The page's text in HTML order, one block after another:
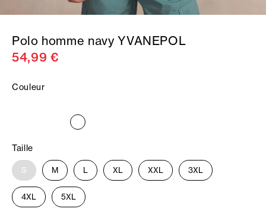
Polo homme navy YVANEPOL
54,99 €
Couleur
Taille
S M L XL XXL 3XL
4XL 5XL